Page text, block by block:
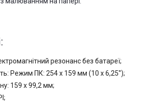
резонанс без батареї;
Режим ПК: 254 x 159 мм (10 x 6,25'');
159 х 99,2 мм;